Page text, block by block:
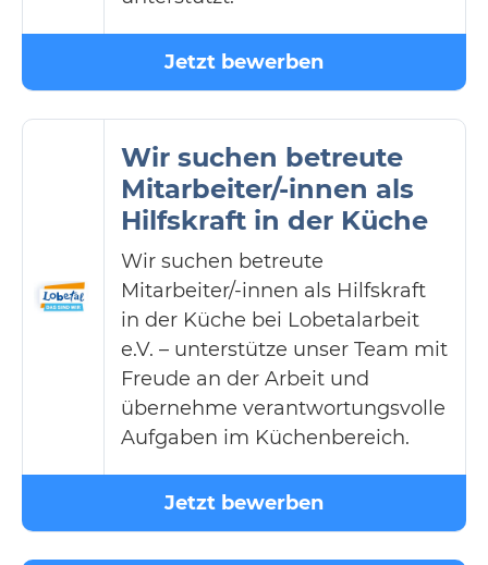
Jetzt bewerben
Wir suchen betreute
Mitarbeiter/-innen als
Hilfskraft in der Küche
Wir suchen betreute
Mitarbeiter/-innen als Hilfskraft
in der Küche bei Lobetalarbeit
e.V. – unterstütze unser Team mit
Freude an der Arbeit und
übernehme verantwortungsvolle
Aufgaben im Küchenbereich.
Jetzt bewerben